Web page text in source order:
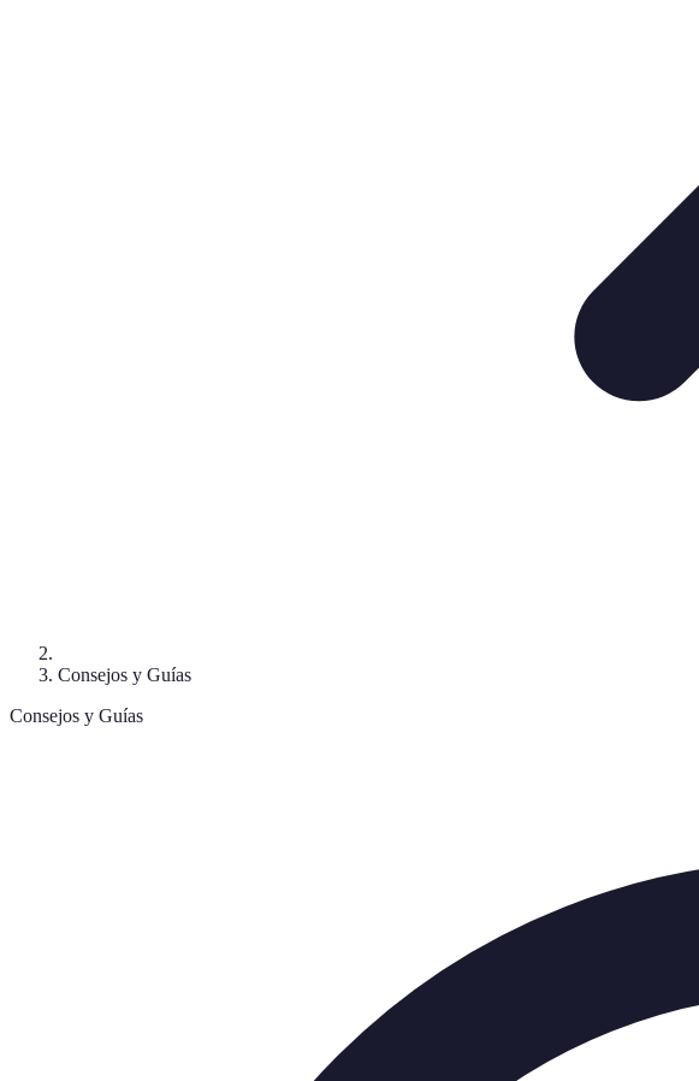
Consejos y Guías
Consejos y Guías